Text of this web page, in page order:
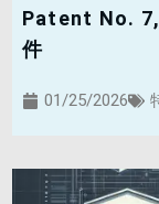
Patent No.
件
01/25/2026